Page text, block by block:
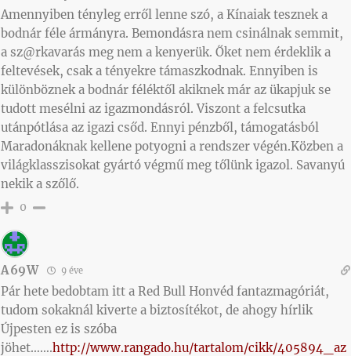
Amennyiben tényleg erről lenne szó, a Kínaiak tesznek a
bodnár féle ármányra. Bemondásra nem csinálnak semmit,
a sz@rkavarás meg nem a kenyerük. Őket nem érdeklik a
feltevések, csak a tényekre támaszkodnak. Ennyiben is
különböznek a bodnár féléktől akiknek már az ükapjuk se
tudott mesélni az igazmondásról. Viszont a felcsutka
utánpótlása az igazi csőd. Ennyi pénzből, támogatásból
Maradonáknak kellene potyogni a rendszer végén.Közben a
világklasszisokat gyártó végmű meg tőlünk igazol. Savanyú
nekik a szőlő.
0
A69W 9 éve
Pár hete bedobtam itt a Red Bull Honvéd fantazmagóriát,
tudom sokaknál kiverte a biztosítékot, de ahogy hírlik
Újpesten ez is szóba
jöhet…….http://www.rangado.hu/tartalom/cikk/405894_az